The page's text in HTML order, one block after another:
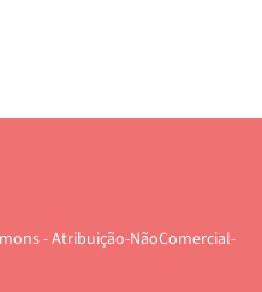
- Atribuição-NãoComercial-